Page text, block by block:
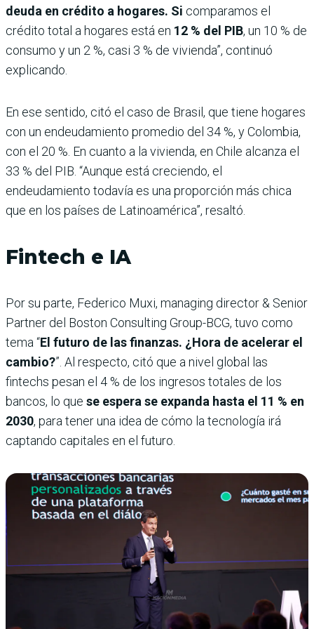
deuda en crédito a hogares. Si comparamos el
crédito total a hogares está en 12 % del PIB, un 10 % de
consumo y un 2 %, casi 3 % de vivienda”, continuó
explicando.
En ese sentido, citó el caso de Brasil, que tiene hogares
con un endeudamiento promedio del 34 %, y Colombia,
con el 20 %. En cuanto a la vivienda, en Chile alcanza el
33 % del PIB. “Aunque está creciendo, el
endeudamiento todavía es una proporción más chica
que en los países de Latinoamérica”, resaltó.
Fintech e IA
Por su parte, Federico Muxi, managing director & Senior
Partner del Boston Consulting Group-BCG, tuvo como
tema “El futuro de las finanzas. ¿Hora de acelerar el
cambio?”. Al respecto, citó que a nivel global las
fintechs pesan el 4 % de los ingresos totales de los
bancos, lo que se espera se expanda hasta el 11 % en
2030, para tener una idea de cómo la tecnología irá
captando capitales en el futuro.